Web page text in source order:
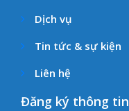
Dịch vụ
Tin tức & sự kiện
Liên hệ
Đăng ký thông tin